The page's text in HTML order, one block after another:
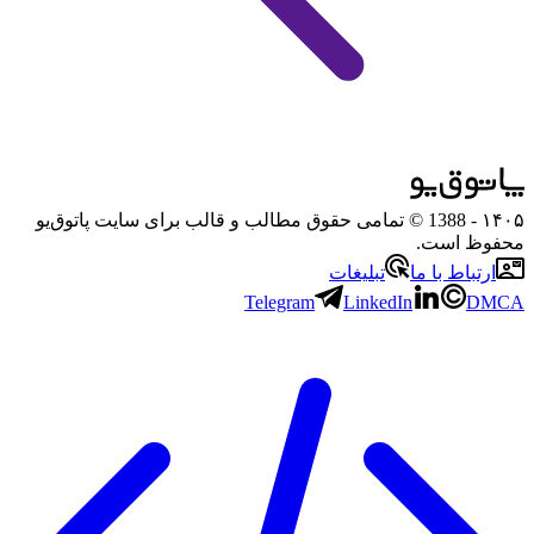
۱۴۰۵
- 1388 © تمامی حقوق مطالب و قالب برای سایت پاتوق‌یو
محفوظ است.
ارتباط با ما
تبلیغات
Telegram
LinkedIn DMCA